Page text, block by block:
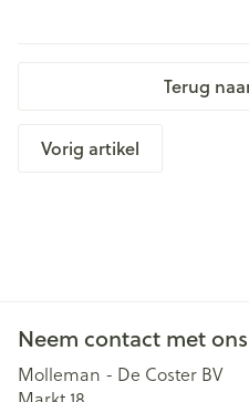
Terug
Vorig artikel
Neem contact met
Molleman - De Coster BV